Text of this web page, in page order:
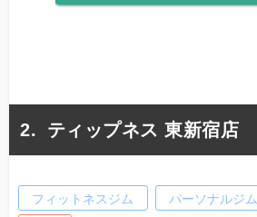
ティップネス 東新宿店
フィットネスジム パーソナルジム